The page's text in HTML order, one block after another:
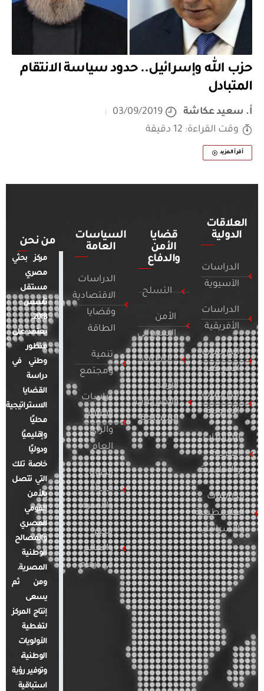
حزب الله وإسرائيل.. حدود سياسة الانتقام
المتبادل
أ. سعيد عكاشة
03/09/2019
وقت القراءة: 12 دقيقة
أقرأ المزيد
العلاقات
الدولية
الدراسات
الآسيوية
الدراسات
الأفريقية
الدراسات
الأمريكية
الدراسات
الأوروبية
الدراسات
العربية
والإقليمية
الدراسات
الفلسطينية
والإسرائيلية
قضايا
الأمن
والدفاع
التسلح
الأمن
السيبراني
التطرف
الإرهاب
والصراعات
المسلحة
السياسات
العامة
الدراسات
الاقتصادية
وقضايا
الطاقة
تنمية
ومجتمع
دراسات
الإعلام
والرأي
العام
قضايا
المرأة
والأسرة
مصر
والعالم
في أرقام
من نحن
مركز بحثي
مصري
مستقل
تأسس
2018.
يعتمد على
منظور
وطني في
دراسة
القضايا
الاستراتيجية
محليًا
وإقليميًا
ودوليًا
خاصة تلك
التي تتصل
بالأمن
القومي
المصري
والمصالح
الوطنية
المصرية.
ومن ثم
يسعى
إنتاج المركز
لتغطية
الأولويات
الوطنية،
وتوفير رؤية
استباقية